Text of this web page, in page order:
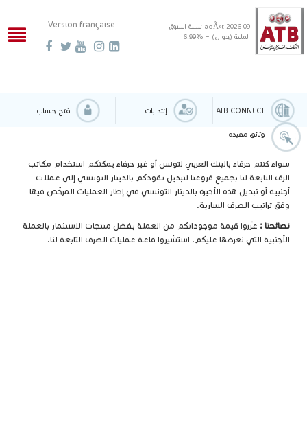
Version française 09 aoÃ»t 2026
نسبة السوق
المالية (جوان) = %6.99
ATB CONNECT إنتدابات فتح حساب
وثائق مفيدة
سواء كنتم حرفاء بالبنك العربي لتونس أو غير حرفاء يمكنكم استخدام مكاتب
الرف التابعة لنا بجميع فروعنا لتبديل نقودكم بالدينار التونسي إلى عملات
أجنبية أو تبديل هذه الأخيرة بالدينار التونسي في إطار العمليات المرخّص فيها
وفق تراتيب الصرف السارية.
نصائحنا : عزّزوا قيمة موجوداتكم من العملة بفضل منتجات الاستثمار بالعملة
الأجنبية التي نعرضها عليكم. استشيروا قاعة عمليات الصرف التابعة لنا.